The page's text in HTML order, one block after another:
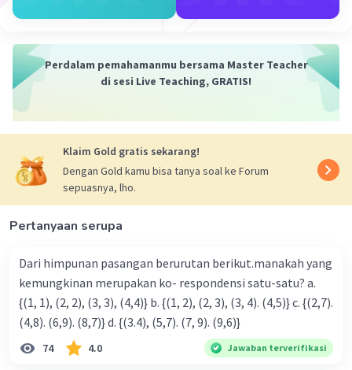
= 375 cm2
Beri Rating ·
Jawabannya adalah 375 cm2
Beri Rating·0.0
Perdalam pemahamanmu bersama Master Teacher
di sesi Live Teaching, GRATIS!
Klaim Gold gratis sekarang!
Dengan Gold kamu bisa tanya soal ke Forum
sepuasnya, lho.
Pertanyaan serupa
Dari himpunan pasangan berurutan berikut.manakah yang
kemungkinan merupakan ko- respondensi satu-satu? a.
{(1, 1), (2, 2), (3, 3), (4,4)} b. {(1, 2), (2, 3), (3, 4). (4,5)} c. {(2,7).
(4,8). (6,9). (8,7)} d. {(3.4), (5,7). (7, 9). (9,6)}
74 4.0 Jawaban terverifikasi